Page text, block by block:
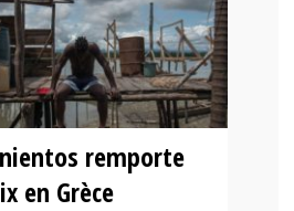
remporte
en Grèce